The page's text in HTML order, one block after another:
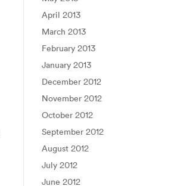
April 2013
March 2013
February 2013
January 2013
December 2012
November 2012
October 2012
September 2012
August 2012
July 2012
June 2012